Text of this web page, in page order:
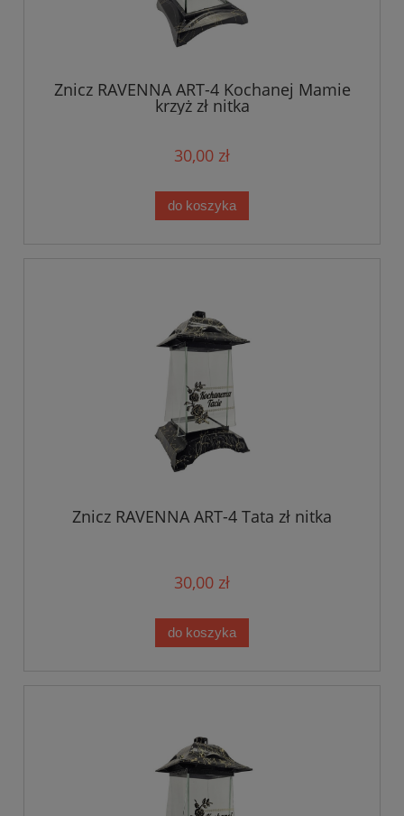
Znicz RAVENNA ART-4 Kochanej Mamie
krzyż zł nitka
30,00 zł
do koszyka
Znicz RAVENNA ART-4 Tata zł nitka
30,00 zł
do koszyka